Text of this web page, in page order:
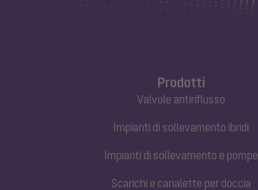
Prodotti
Valvole antiriflusso
Impianti di sollevamento ibridi
Impianti di sollevamento e pompe
Scarichi e canalette per doccia